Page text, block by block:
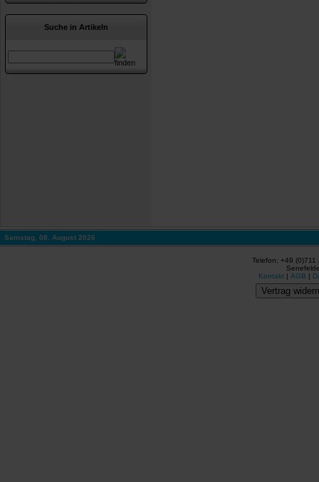
Suche in Artikeln
Samstag, 08. August 2026
Telefon: +49
Kontakt | AGB |
Vertrag